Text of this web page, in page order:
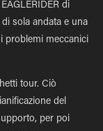
di
sola andata e una
problemi meccanici
tour. Ciò
del
per poi